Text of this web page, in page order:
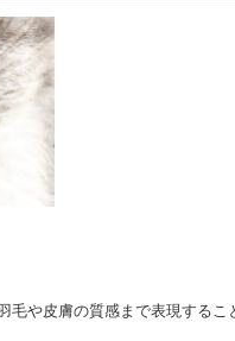
毛や皮膚の質感まで表現するこ